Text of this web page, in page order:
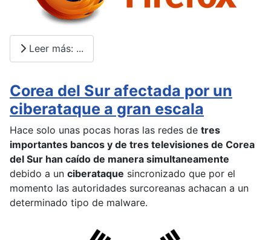
Leer más: ...
Corea del Sur afectada por un
ciberataque a gran escala
Hace solo unas pocas horas las redes de tres
importantes bancos y de tres televisiones de Corea
del Sur han caído de manera simultaneamente
debido a un ciberataque sincronizado que por el
momento las autoridades surcoreanas achacan a un
determinado tipo de malware.